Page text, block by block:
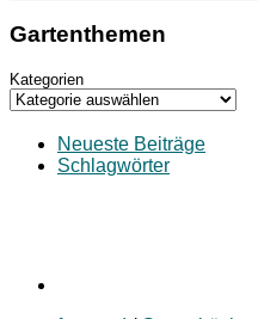
Gartenthemen
Kategorien
Neueste Beiträge
Schlagwörter